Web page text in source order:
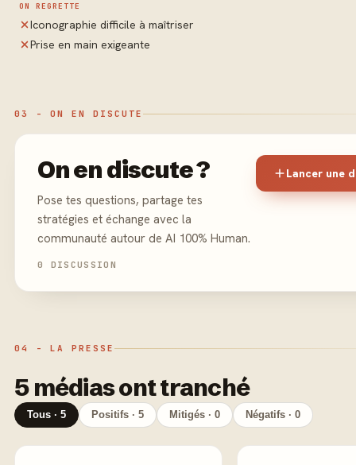
ON REGRETTE
Iconographie difficile à maîtriser
Prise en main exigeante
03 - ON EN DISCUTE
On en discute ?
Pose tes questions, partage tes
stratégies et échange avec la
communauté autour de AI 100% Human.
0 DISCUSSION
Lancer une
04 - LA PRESSE
5 médias ont tranché
Tous · 5 Positifs · 5 Mitigés · 0 Négatifs · 0